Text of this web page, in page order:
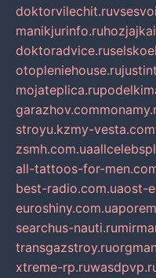
doktorvilechit.ru
manikjurinfo.ru
doktoradvice.ru
otopleniehouse.ru
mojateplica.ru
garazhov.com
stroyu.kzmy-vesta.com
zsmh.com.ua
all-tattoos-for-
best-radio.com.uaost-
euroshiny.com.ua
searchus-nauti.ru
transgazstroy.ru
xtreme-rp.ru